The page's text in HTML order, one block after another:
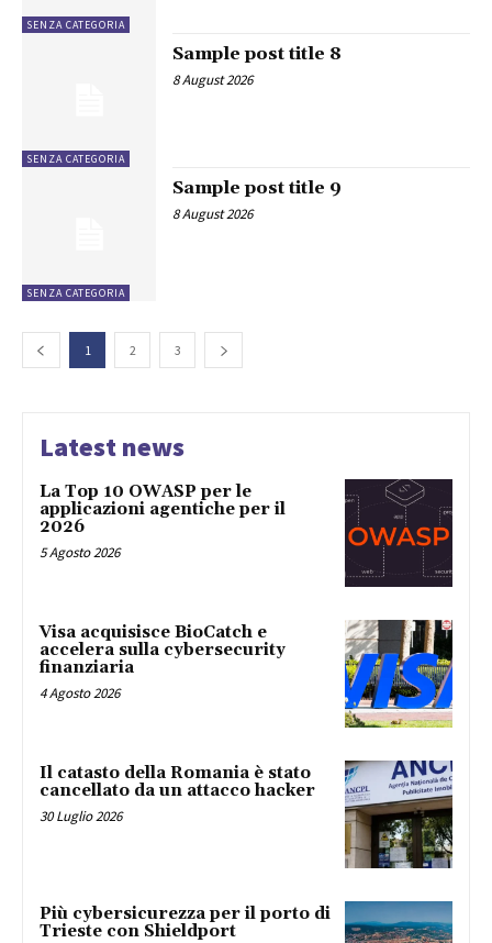
SENZA CATEGORIA
SENZA CATEGORIA
Sample post title 8
8 August 2026
SENZA CATEGORIA
Sample post title 9
8 August 2026
1 2 3
Latest news
La Top 10 OWASP per le
applicazioni agentiche per il
2026
5 Agosto 2026
Visa acquisisce BioCatch e
accelera sulla cybersecurity
finanziaria
4 Agosto 2026
Il catasto della Romania è stato
cancellato da un attacco hacker
30 Luglio 2026
Più cybersicurezza per il porto di
Trieste con Shieldport